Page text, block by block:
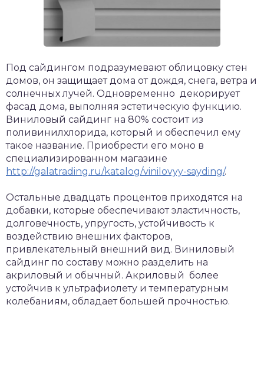
Под сайдингом подразумевают облицовку стен
домов, он защищает дома от дождя, снега, ветра и
солнечных лучей. Одновременно декорирует
фасад дома, выполняя эстетическую функцию.
Виниловый сайдинг на 80% состоит из
поливинилхлорида, который и обеспечил ему
такое название. Приобрести его моно в
специализированном магазине
http://galatrading.ru/katalog/vinilovyy-sayding/.
Остальные двадцать процентов приходятся на
добавки, которые обеспечивают эластичность,
долговечность, упругость, устойчивость к
воздействию внешних факторов,
привлекательный внешний вид. Виниловый
сайдинг по составу можно разделить на
акриловый и обычный. Акриловый более
устойчив к ультрафиолету и температурным
колебаниям, обладает большей прочностью.